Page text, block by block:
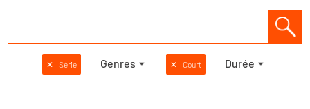
✕ Série Genres ✕ Court Durée